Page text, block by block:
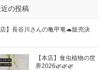
の投稿
店】長谷川さんの亀甲竜🐢販売決
【本店】食虫植物の世
界2026🌿🌿🌿